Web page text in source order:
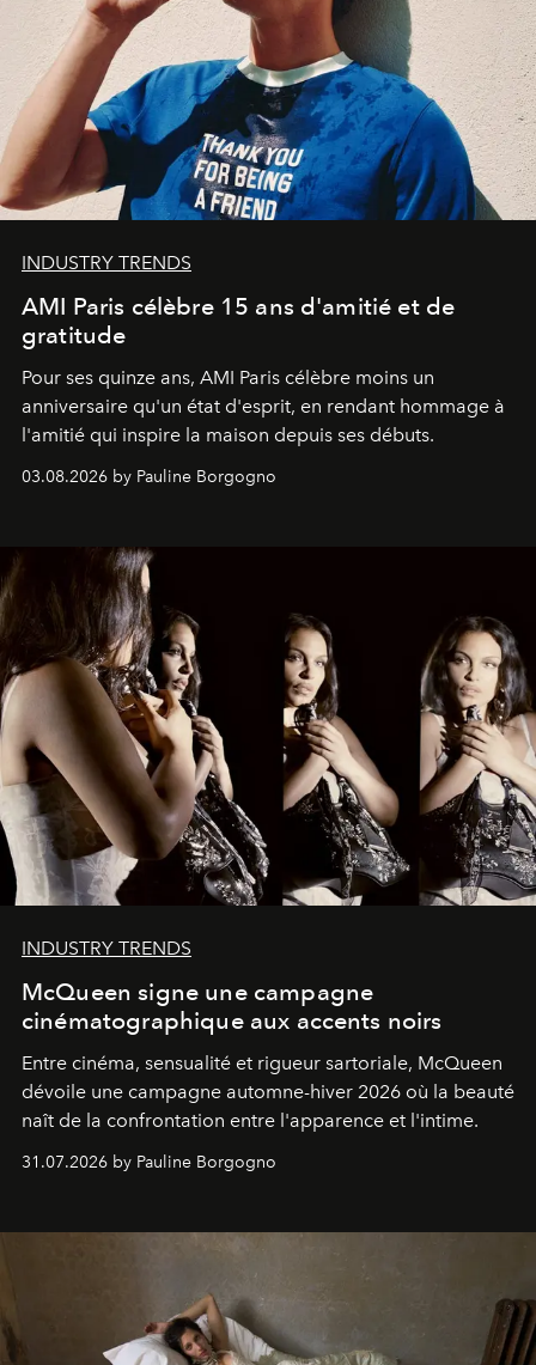
INDUSTRY TRENDS
AMI Paris célèbre 15 ans d'amitié et de
gratitude
Pour ses quinze ans, AMI Paris célèbre moins un
anniversaire qu'un état d'esprit, en rendant hommage à
l'amitié qui inspire la maison depuis ses débuts.
03.08.2026 by Pauline Borgogno
INDUSTRY TRENDS
McQueen signe une campagne
cinématographique aux accents noirs
Entre cinéma, sensualité et rigueur sartoriale, McQueen
dévoile une campagne automne-hiver 2026 où la beauté
naît de la confrontation entre l'apparence et l'intime.
31.07.2026 by Pauline Borgogno